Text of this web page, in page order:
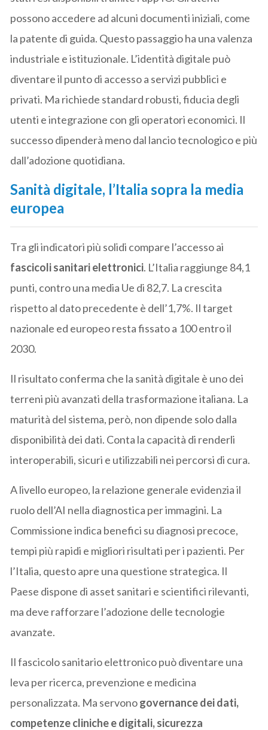
possono accedere ad alcuni documenti iniziali, come
la patente di guida. Questo passaggio ha una valenza
industriale e istituzionale. L’identità digitale può
diventare il punto di accesso a servizi pubblici e
privati. Ma richiede standard robusti, fiducia degli
utenti e integrazione con gli operatori economici. Il
successo dipenderà meno dal lancio tecnologico e più
dall’adozione quotidiana.
Sanità digitale, l’Italia sopra la media
europea
Tra gli indicatori più solidi compare l’accesso ai
fascicoli sanitari elettronici. L’Italia raggiunge 84,1
punti, contro una media Ue di 82,7. La crescita
rispetto al dato precedente è dell’1,7%. Il target
nazionale ed europeo resta fissato a 100 entro il
2030.
Il risultato conferma che la sanità digitale è uno dei
terreni più avanzati della trasformazione italiana. La
maturità del sistema, però, non dipende solo dalla
disponibilità dei dati. Conta la capacità di renderli
interoperabili, sicuri e utilizzabili nei percorsi di cura.
A livello europeo, la relazione generale evidenzia il
ruolo dell’AI nella diagnostica per immagini. La
Commissione indica benefici su diagnosi precoce,
tempi più rapidi e migliori risultati per i pazienti. Per
l’Italia, questo apre una questione strategica. Il
Paese dispone di asset sanitari e scientifici rilevanti,
ma deve rafforzare l’adozione delle tecnologie
avanzate.
Il fascicolo sanitario elettronico può diventare una
leva per ricerca, prevenzione e medicina
personalizzata. Ma servonogovernance dei dati,
competenze cliniche e digitali, sicurezza